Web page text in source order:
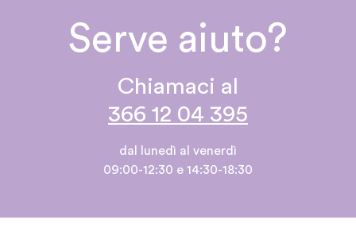
Serve aiuto?
Chiamaci al
366 12 04 395
dal lunedì al venerdì
09:00-12:30 e 14:30-18:30